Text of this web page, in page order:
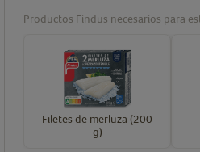
Productos Findus necesarios para
Filetes de merluza (200
g)